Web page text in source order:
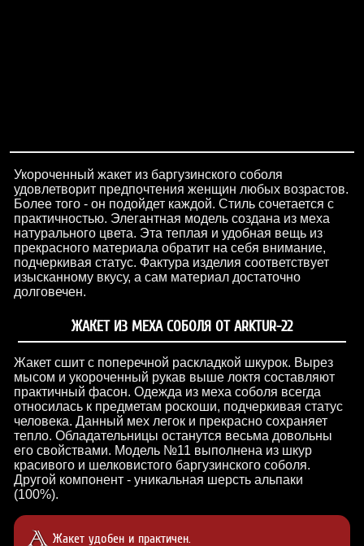
Укороченный жакет из баргузинского соболя
удовлетворит предпочтения женщин любых возрастов.
Более того - он подойдет каждой. Стиль сочетается с
практичностью. Элегантная модель создана из меха
натурального цвета. Эта теплая и удобная вещь из
прекрасного материала обратит на себя внимание,
подчеркивая статус. Фактура изделия соответствует
изысканному вкусу, а сам материал достаточно
долговечен.
ЖАКЕТ ИЗ МЕХА СОБОЛЯ ОТ ARKTUR-22
Жакет сшит с поперечной раскладкой шкурок. Вырез
мысом и укороченный рукав выше локтя составляют
практичный фасон. Одежда из меха соболя всегда
относилась к предметам роскоши, подчеркивая статус
человека. Данный мех легок и прекрасно сохраняет
тепло. Обладательницы останутся весьма довольны
его свойствами. Модель №11 выполнена из шкур
красивого и шелковистого баргузинского соболя.
Другой компонент - уникальная шерсть альпаки
(100%).
Жакет удобен и практичен.